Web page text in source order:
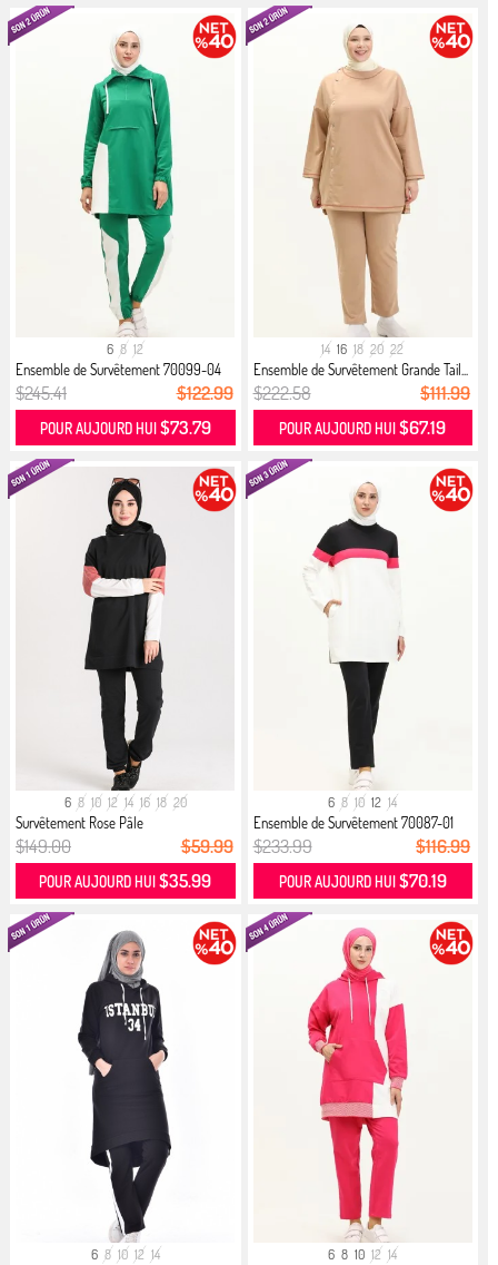
6 8 12
Ensemble de Survêtement 70099-04
Vert
$245.41 $122.99
POUR AUJOURD HUI $73.79
14 16 18 20 22
Ensemble de Survêtement Grande Tail...
$222.58 $111.99
POUR AUJOURD HUI$67.19
6 8 10 12 14 16 18 20
Survêtement Rose Pâle
$149.00 $59.99
POUR AUJOURD HUI$35.99
6 8 10 12 14
Ensemble de Survêtement 70087-01
Bl...
$233.99 $116.99
POUR AUJOURD HUI $70.19
6 8 10 12 14 6 8 10 12 14